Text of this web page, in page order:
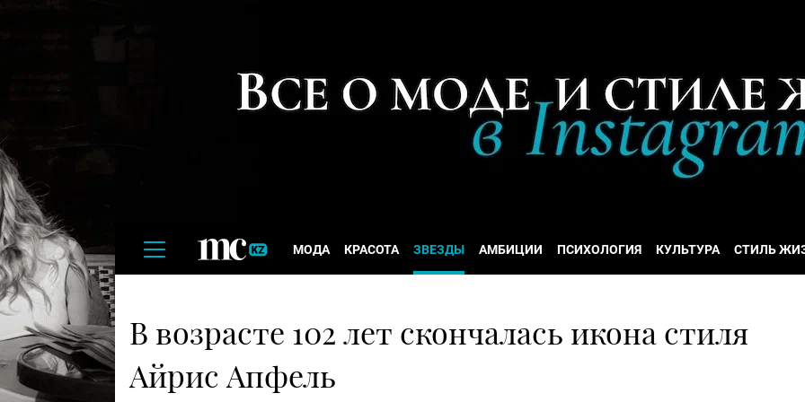
МОДА КРАСОТА ЗВЕЗДЫ АМБИЦИИ ПСИХОЛОГИЯ КУЛЬТУРА СТИЛЬ
В возрасте 102 лет скончалась икона стиля
Айрис Апфель